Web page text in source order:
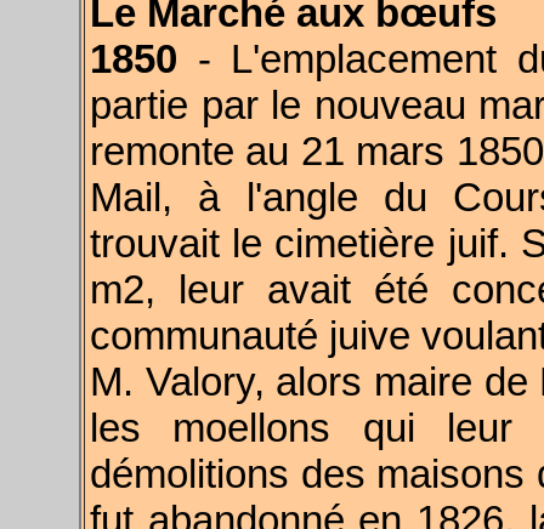
Le Marché aux bœufs
1850 - L'emplacement
partie par le nouveau
remonte au 21 mars
Mail, à l'angle du
trouvait le cimetière juif.
m2, leur avait été
communauté juive
M. Valory, alors maire
les moellons qui leur
démolitions des maisons
fut abandonné en 1826,